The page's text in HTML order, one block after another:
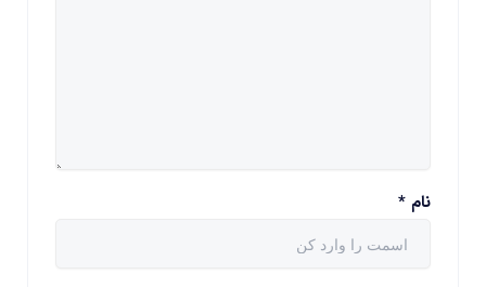
نام *